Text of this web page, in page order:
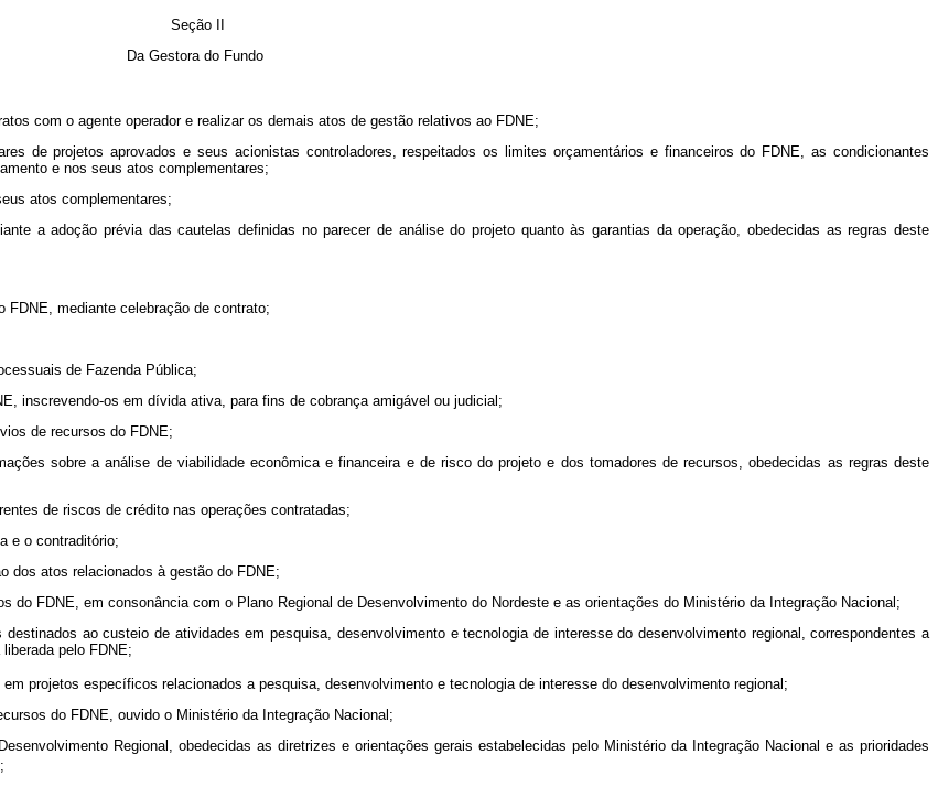
Seção II
Da Gestora do Fundo
com o agente operador e realizar os demais atos de gestão relativos ao FDNE;
de projetos aprovados e seus acionistas controladores, respeitados os limites orçamentários e financeiros do FDNE, as condicionantes
e nos seus atos complementares;
atos complementares;
a adoção prévia das cautelas definidas no parecer de análise do projeto quanto às garantias da operação, obedecidas as regras deste
FDNE, mediante celebração de contrato;
de Fazenda Pública;
inscrevendo-os em dívida ativa, para fins de cobrança amigável ou judicial;
de recursos do FDNE;
sobre a análise de viabilidade econômica e financeira e de risco do projeto e dos tomadores de recursos, obedecidas as regras deste
de riscos de crédito nas operações contratadas;
e o contraditório;
dos atos relacionados à gestão do FDNE;
do FDNE, em consonância com o Plano Regional de Desenvolvimento do Nordeste e as orientações do Ministério da Integração Nacional;
ao custeio de atividades em pesquisa, desenvolvimento e tecnologia de interesse do desenvolvimento regional, correspondentes a
pelo FDNE;
em projetos específicos relacionados a pesquisa, desenvolvimento e tecnologia de interesse do desenvolvimento regional;
do FDNE, ouvido o Ministério da Integração Nacional;
Regional, obedecidas as diretrizes e orientações gerais estabelecidas pelo Ministério da Integração Nacional e as prioridades
;